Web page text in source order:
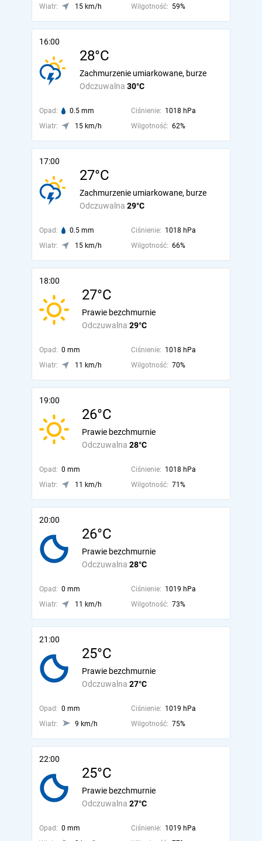
Wiatr:
15 km/h Wilgotność: 59%
16:00
28°C
Odczuwalna 30°C
Zachmurzenie umiarkowane, burze
Opad: 0.5 mm Ciśnienie: 1018 hPa
Wiatr:
15 km/h Wilgotność: 62%
17:00
27°C
Odczuwalna 29°C
Zachmurzenie umiarkowane, burze
Opad: 0.5 mm Ciśnienie: 1018 hPa
Wiatr:
15 km/h Wilgotność: 66%
18:00
27°C
Odczuwalna 29°C
Prawie bezchmurnie
Opad: 0 mm Ciśnienie: 1018 hPa
Wiatr:
11 km/h Wilgotność: 70%
19:00
26°C
Odczuwalna 28°C
Prawie bezchmurnie
Opad: 0 mm Ciśnienie: 1018 hPa
Wiatr:
11 km/h Wilgotność: 71%
20:00
26°C
Odczuwalna 28°C
Prawie bezchmurnie
Opad: 0 mm Ciśnienie: 1019 hPa
Wiatr:
11 km/h Wilgotność: 73%
21:00
25°C
Odczuwalna 27°C
Prawie bezchmurnie
Opad: 0 mm Ciśnienie: 1019 hPa
Wiatr:
9 km/h Wilgotność: 75%
22:00
25°C
Odczuwalna 27°C
Prawie bezchmurnie
Opad: 0 mm Ciśnienie: 1019 hPa